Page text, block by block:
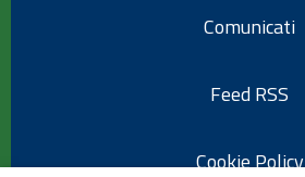
Comunicati
Feed RSS
Cookie Policy